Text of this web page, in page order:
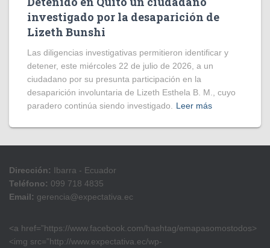
investigado por la desaparición de
Lizeth Bunshi
Las diligencias investigativas permitieron identificar y
detener, este miércoles 22 de julio de 2026, a un
ciudadano por su presunta participación en la
desaparición involuntaria de Lizeth Esthela B. M., cuyo
paradero continúa siendo investigado.
Leer más
Dirección: Ibarra - Ecuador
Teléfono: 099 718 4835
Email: gerencia@expectativa.ec
<a href=”https://www.facebook.com/hashtag/emapasomostodos>
<img src=”http://www.expectativa.ec/wp-